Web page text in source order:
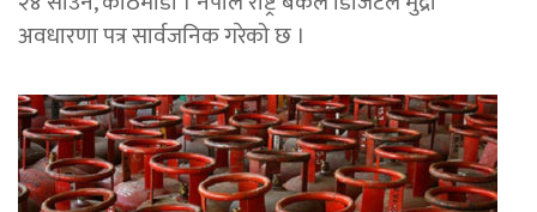
अवधारणा पत्र सार्वजनिक गरेको छ ।